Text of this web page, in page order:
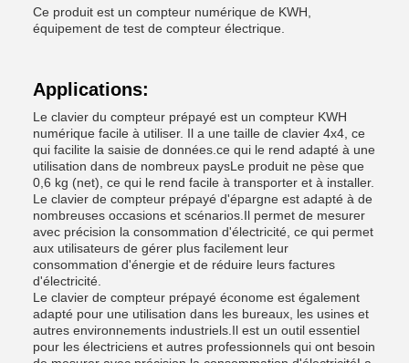
Ce produit est un compteur numérique de KWH,
équipement de test de compteur électrique.
Applications:
Le clavier du compteur prépayé est un compteur KWH
numérique facile à utiliser. Il a une taille de clavier 4x4, ce
qui facilite la saisie de données.ce qui le rend adapté à une
utilisation dans de nombreux paysLe produit ne pèse que
0,6 kg (net), ce qui le rend facile à transporter et à installer.
Le clavier de compteur prépayé d'épargne est adapté à de
nombreuses occasions et scénarios.Il permet de mesurer
avec précision la consommation d'électricité, ce qui permet
aux utilisateurs de gérer plus facilement leur
consommation d'énergie et de réduire leurs factures
d'électricité.
Le clavier de compteur prépayé économe est également
adapté pour une utilisation dans les bureaux, les usines et
autres environnements industriels.Il est un outil essentiel
pour les électriciens et autres professionnels qui ont besoin